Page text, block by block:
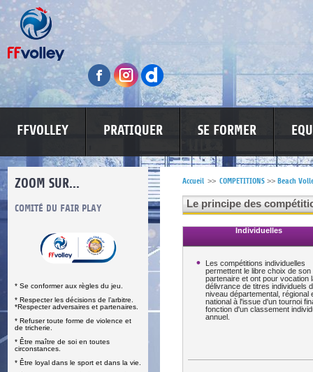
FFVOLLEY PRATIQUER SE FORMER
ZOOM SUR...
COMITÉ DU FAIR PLAY
* Se conformer aux règles du jeu.
* Respecter les décisions de l’arbitre.
*Respecter adversaires et partenaires.
* Refuser toute forme de violence et
de tricherie.
* Être maître de soi en toutes
circonstances.
* Être loyal dans le sport et dans la vie.
LUTTE CONTRE LES VIOLENCES MA PETITE
Accueil >> COMPETITIONS >> Beach
Le principe des
Individuelles
Les compétitions individuelles
permettent le libre choix de son
partenaire et ont pour vocation
délivrance de titres individuels
niveau départemental, régional
national à l'issue d'un tournoi
fonction d'un classement
annuel.